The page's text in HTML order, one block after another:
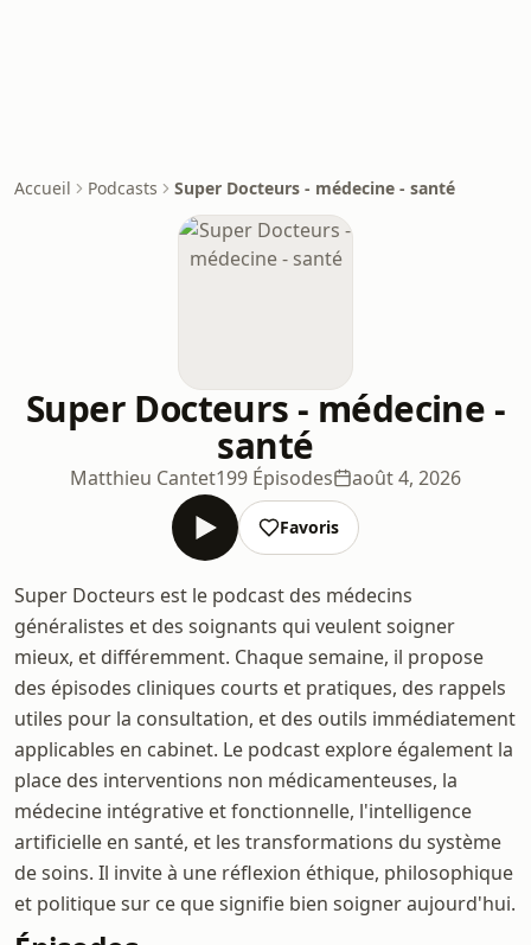
Accueil Podcasts Super Docteurs - médecine - santé
Super Docteurs - médecine -
santé
Matthieu Cantet199 Épisodes août 4, 2026
Favoris
Super Docteurs est le podcast des médecins
généralistes et des soignants qui veulent soigner
mieux, et différemment. Chaque semaine, il propose
des épisodes cliniques courts et pratiques, des rappels
utiles pour la consultation, et des outils immédiatement
applicables en cabinet. Le podcast explore également la
place des interventions non médicamenteuses, la
médecine intégrative et fonctionnelle, l'intelligence
artificielle en santé, et les transformations du système
de soins. Il invite à une réflexion éthique, philosophique
et politique sur ce que signifie bien soigner aujourd'hui.